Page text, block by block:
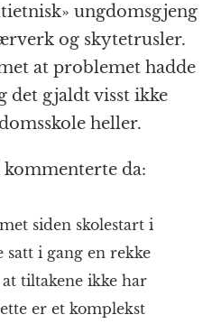
ungdomsgjeng
og skytetrusler.
at problemet hadde
det gjaldt visst ikke
heller.
da:
siden skolestart i
satt i gang en rekke
tiltakene ikke har
er et komplekst